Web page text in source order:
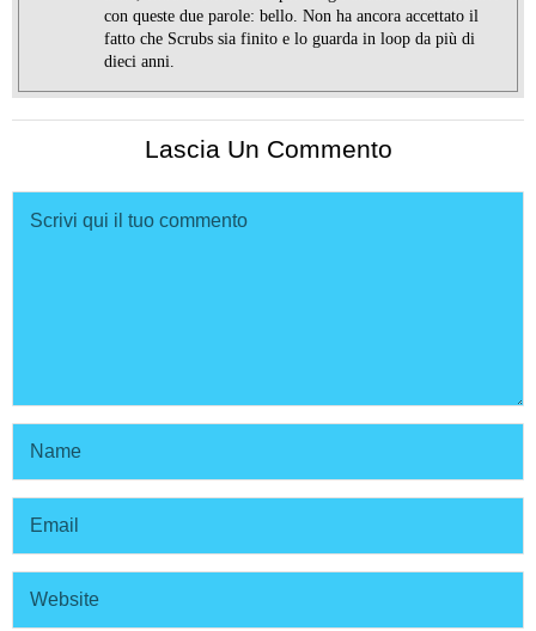
con queste due parole: bello. Non ha ancora accettato il
fatto che Scrubs sia finito e lo guarda in loop da più di
dieci anni.
Lascia Un Commento